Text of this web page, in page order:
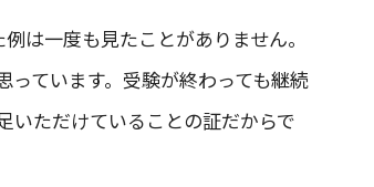
は一度も見たことがありません。
っています。受験が終わっても継続
いただけていることの証だからで